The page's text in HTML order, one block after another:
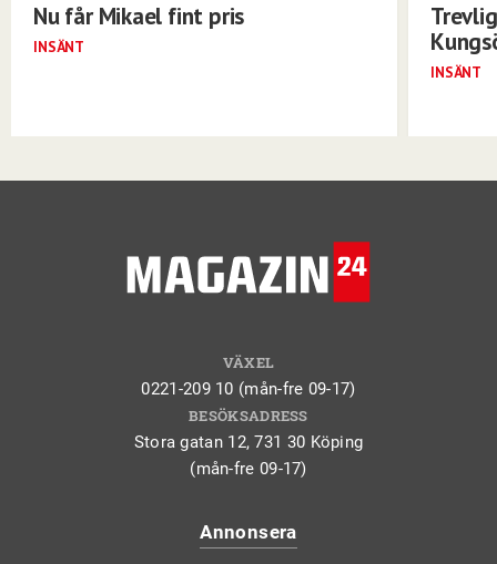
Nu får Mikael fint pris
INSÄNT
INSÄNT
VÄXEL
0221-209 10 (mån-fre 09-17)
BESÖKSADRESS
Stora gatan 12, 731 30 Köping
(mån-fre 09-17)
Annonsera